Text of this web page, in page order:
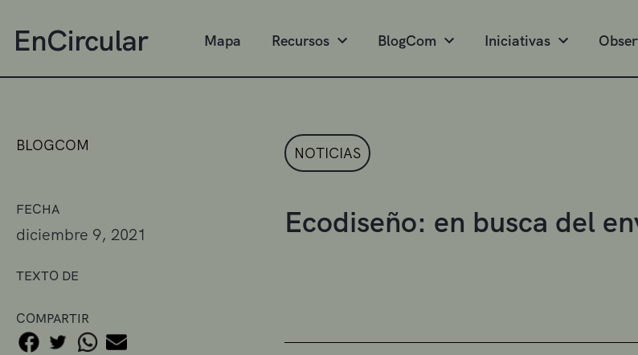
Mapa Recursos BlogCom Iniciativas
BLOGCOM
FECHA
diciembre 9, 2021
TEXTO DE
COMPARTIR
NOTICIAS
Ecodiseño: en busca del